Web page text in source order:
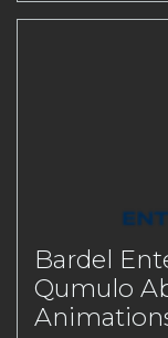
Bardel
Qumulo